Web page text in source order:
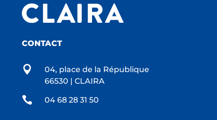
CONTACT

04, place de la République
66530 | CLAIRA
 04 68 28 31 50